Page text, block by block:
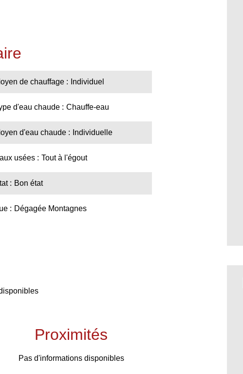
de chauffage Individuel
d'eau chaude Chauffe-eau
d'eau chaude Individuelle
usées Tout à l'égout
Bon état
Dégagée Montagnes
Proximités
Pas d'informations disponibles